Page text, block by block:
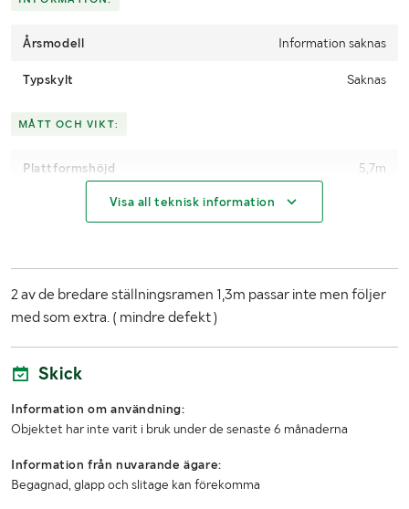
Årsmodell Information saknas
Typskylt Saknas
MÅTT OCH VIKT:
Plattformshöjd 5,7m
Visa all teknisk information
2 av de bredare ställningsramen 1,3m passar inte men följer
med som extra. ( mindre defekt )
Skick
Information om användning:
Objektet har inte varit i bruk under de senaste 6 månaderna
Information från nuvarande ägare:
Begagnad, glapp och slitage kan förekomma